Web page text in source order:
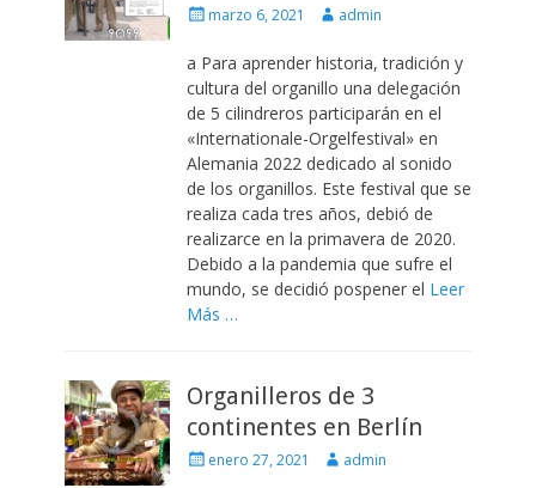
Escritomarzo 6, 2021 Autoradmin
a Para aprender historia, tradición y
cultura del organillo una delegación
de 5 cilindreros participarán en el
«Internationale-Orgelfestival» en
Alemania 2022 dedicado al sonido
de los organillos. Este festival que se
realiza cada tres años, debió de
realizarce en la primavera de 2020.
Debido a la pandemia que sufre el
mundo, se decidió pospener el Leer
Más …
Organilleros de 3
continentes en Berlín
Escritoenero 27, 2021 Autoradmin